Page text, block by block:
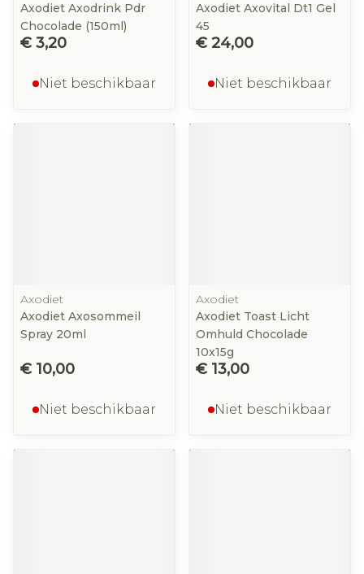
Axodiet Axodrink Pdr
Chocolade (150ml)
€ 3,20
Niet beschikbaar
Axodiet Axovital Dt1 Gel
45
€ 24,00
Niet beschikbaar
Axodiet
Axodiet Axosommeil
Spray 20ml
€ 10,00
Niet beschikbaar
Axodiet
Axodiet Toast Licht
Omhuld Chocolade
10x15g
€ 13,00
Niet beschikbaar